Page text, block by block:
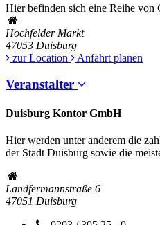
Hier befinden sich eine Reihe von
Hochfelder Markt
47053 Duisburg
zur Location
Anfahrt planen
Veranstalter
Duisburg Kontor GmbH
Hier werden unter anderem die
der Stadt Duisburg sowie die
Landfermannstraße 6
47051 Duisburg